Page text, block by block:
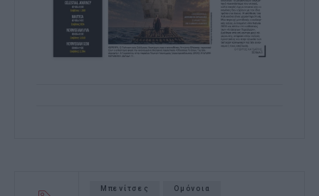
Μπενίτσες Ομόνοια